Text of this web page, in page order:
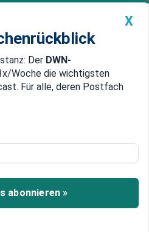
Geldanlage Premium
Magazin China
Wie Victoria
Nuland, die unter Joe
spielen könnte, hat vor
X
Der DWN-
Woche die wichtigsten
Für alle, deren Postfach
abonnieren »